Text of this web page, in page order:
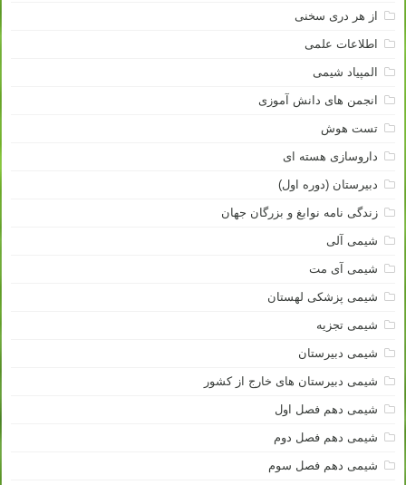
از هر دری سخنی
اطلاعات علمی
المپیاد شیمی
انجمن های دانش آموزی
تست هوش
داروسازی هسته ای
دبیرستان (دوره اول)
زندگی نامه نوابغ و بزرگان جهان
شیمی آلی
شیمی آی مت
شیمی پزشکی لهستان
شیمی تجزیه
شیمی دبیرستان
شیمی دبیرستان های خارج از کشور
شیمی دهم فصل اول
شیمی دهم فصل دوم
شیمی دهم فصل سوم